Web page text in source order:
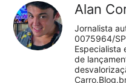
Alan
Jornalista
0075964/
Especialista
de